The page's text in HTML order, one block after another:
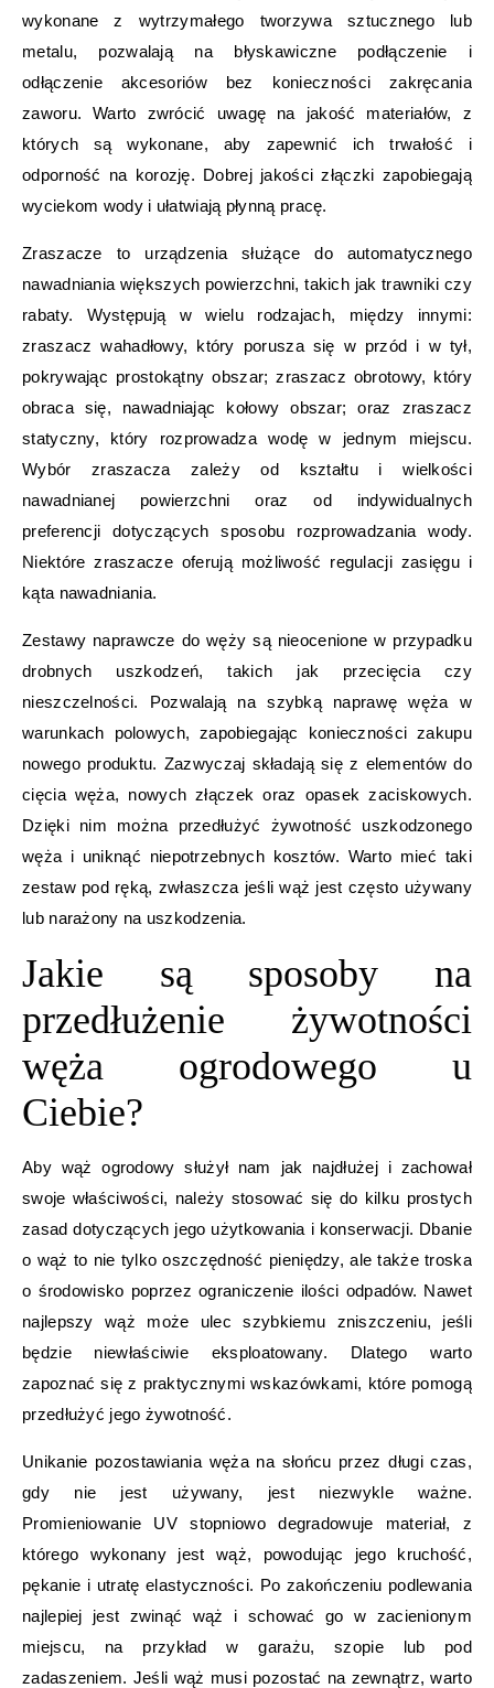
wykonane z wytrzymałego tworzywa sztucznego lub
metalu, pozwalają na błyskawiczne podłączenie i
odłączenie akcesoriów bez konieczności zakręcania
zaworu. Warto zwrócić uwagę na jakość materiałów, z
których są wykonane, aby zapewnić ich trwałość i
odporność na korozję. Dobrej jakości złączki zapobiegają
wyciekom wody i ułatwiają płynną pracę.
Zraszacze to urządzenia służące do automatycznego
nawadniania większych powierzchni, takich jak trawniki czy
rabaty. Występują w wielu rodzajach, między innymi:
zraszacz wahadłowy, który porusza się w przód i w tył,
pokrywając prostokątny obszar; zraszacz obrotowy, który
obraca się, nawadniając kołowy obszar; oraz zraszacz
statyczny, który rozprowadza wodę w jednym miejscu.
Wybór zraszacza zależy od kształtu i wielkości
nawadnianej powierzchni oraz od indywidualnych
preferencji dotyczących sposobu rozprowadzania wody.
Niektóre zraszacze oferują możliwość regulacji zasięgu i
kąta nawadniania.
Zestawy naprawcze do węży są nieocenione w przypadku
drobnych uszkodzeń, takich jak przecięcia czy
nieszczelności. Pozwalają na szybką naprawę węża w
warunkach polowych, zapobiegając konieczności zakupu
nowego produktu. Zazwyczaj składają się z elementów do
cięcia węża, nowych złączek oraz opasek zaciskowych.
Dzięki nim można przedłużyć żywotność uszkodzonego
węża i uniknąć niepotrzebnych kosztów. Warto mieć taki
zestaw pod ręką, zwłaszcza jeśli wąż jest często używany
lub narażony na uszkodzenia.
Jakie są sposoby na
przedłużenie żywotności
węża ogrodowego u
Ciebie?
Aby wąż ogrodowy służył nam jak najdłużej i zachował
swoje właściwości, należy stosować się do kilku prostych
zasad dotyczących jego użytkowania i konserwacji. Dbanie
o wąż to nie tylko oszczędność pieniędzy, ale także troska
o środowisko poprzez ograniczenie ilości odpadów. Nawet
najlepszy wąż może ulec szybkiemu zniszczeniu, jeśli
będzie niewłaściwie eksploatowany. Dlatego warto
zapoznać się z praktycznymi wskazówkami, które pomogą
przedłużyć jego żywotność.
Unikanie pozostawiania węża na słońcu przez długi czas,
gdy nie jest używany, jest niezwykle ważne.
Promieniowanie UV stopniowo degradowuje materiał, z
którego wykonany jest wąż, powodując jego kruchość,
pękanie i utratę elastyczności. Po zakończeniu podlewania
najlepiej jest zwinąć wąż i schować go w zacienionym
miejscu, na przykład w garażu, szopie lub pod
zadaszeniem. Jeśli wąż musi pozostać na zewnątrz, warto